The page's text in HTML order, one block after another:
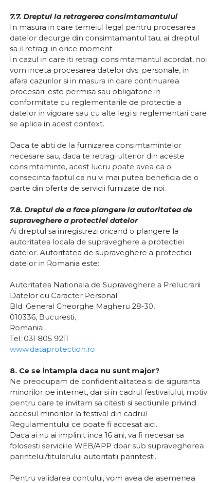
7.7. Dreptul la retragerea consimtamantului
In masura in care temeiul legal pentru procesarea
datelor decurge din consimtamantul tau, ai dreptul
sa il retragi in orice moment.
In cazul in care iti retragi consimtamantul acordat, noi
vom inceta procesarea datelor dvs. personale, in
afara cazurilor si in masura in care continuarea
procesarii este permisa sau obligatorie in
conformitate cu reglementarile de protectie a
datelor in vigoare sau cu alte legi si reglementari care
se aplica in acest context.
Daca te abti de la furnizarea consimtamintelor
necesare sau, daca te retragi ulterior din aceste
consimtaminte, acest lucru poate avea ca o
consecinta faptul ca nu vi mai putea beneficia de o
parte din oferta de servicii furnizate de noi.
7.8. Dreptul de a face plangere la autoritatea de
supraveghere a protectiei datelor
Ai dreptul sa inregistrezi oricand o plangere la
autoritatea locala de supraveghere a protectiei
datelor. Autoritatea de supraveghere a protectiei
datelor in Romania este:
Autoritatea Nationala de Supraveghere a Prelucrarii
Datelor cu Caracter Personal
Bld. General Gheorghe Magheru 28-30,
010336, Bucuresti,
Romania
Tel: 031 805 9211
www.dataprotection.ro
8. Ce se intampla daca nu sunt major?
Ne preocupam de confidentialitatea si de siguranta
minorilor pe internet, dar si in cadrul festivalului, motiv
pentru care te invitam sa citesti si sectiunile privind
accesul minorilor la festival din cadrul
Regulamentului ce poate fi accesat aici.
Daca ai nu ai implinit inca 16 ani, va fi necesar sa
folosesti serviciile WEB/APP doar sub supravegherea
parintelui/titularului autoritatii parintesti.
Pentru validarea contului, vom avea de asemenea